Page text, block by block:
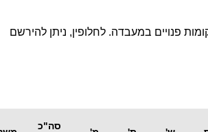
פנויים במעבדה. לחלופין, ניתן להירשם
סה"כ